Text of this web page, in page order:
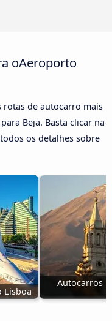
oAeroporto
rotas de autocarro mais
Beja. Basta clicar na
os detalhes sobre
Lisboa
Autocarros